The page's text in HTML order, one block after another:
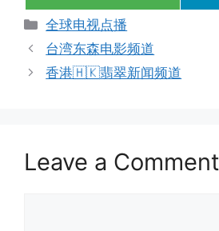
Categories
全球电视点播
台湾东森电影频道
香港🇭🇰翡翠新闻频道
Leave a Comment